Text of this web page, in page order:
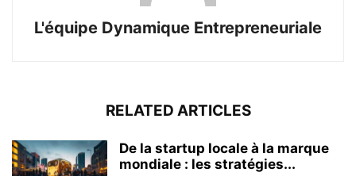
L'équipe Dynamique Entrepreneuriale
RELATED ARTICLES
De la startup locale à la marque
mondiale : les stratégies...